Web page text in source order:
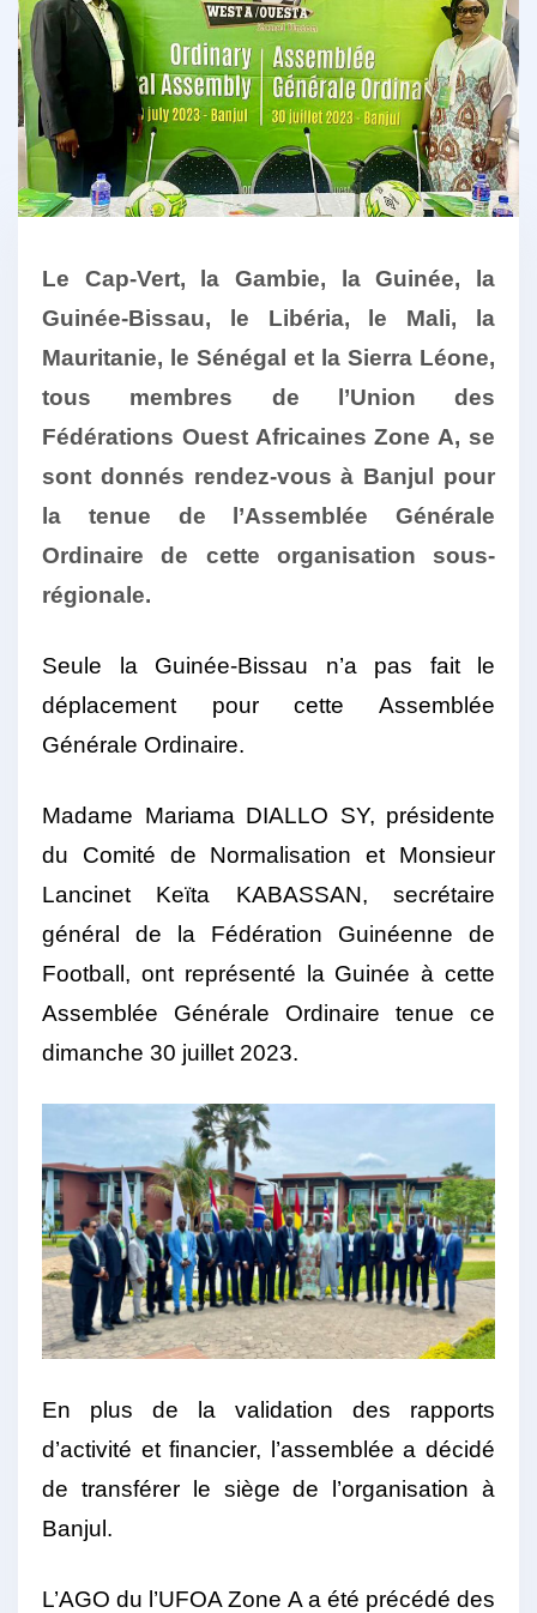
Le Cap-Vert, la Gambie, la Guinée, la
Guinée-Bissau, le Libéria, le Mali, la
Mauritanie, le Sénégal et la Sierra Léone,
tous membres de l’Union des
Fédérations Ouest Africaines Zone A, se
sont donnés rendez-vous à Banjul pour
la tenue de l’Assemblée Générale
Ordinaire de cette organisation sous-
régionale.
Seule la Guinée-Bissau n’a pas fait le
déplacement pour cette Assemblée
Générale Ordinaire.
Madame Mariama DIALLO SY, présidente
du Comité de Normalisation et Monsieur
Lancinet Keïta KABASSAN, secrétaire
général de la Fédération Guinéenne de
Football, ont représenté la Guinée à cette
Assemblée Générale Ordinaire tenue ce
dimanche 30 juillet 2023.
En plus de la validation des rapports
d’activité et financier, l’assemblée a décidé
de transférer le siège de l’organisation à
Banjul.
L’AGO du l’UFOA Zone A a été précédé des